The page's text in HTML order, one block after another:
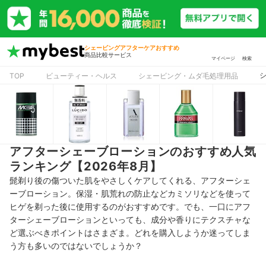
シェービングアフターケアおすすめ
商品比較サービス
マイページ 検索
TOP ビューティー・ヘルス シェービング・ムダ毛処理用品
アフターシェーブローションのおすすめ人気
ランキング【2026年8月】
髭剃り後の傷ついた肌をやさしくケアしてくれる、アフターシェ
ーブローション。保湿・肌荒れの防止などカミソリなどを使って
ヒゲを剃った後に使用するのがおすすめです。でも、一口にアフ
ターシェーブローションといっても、成分や香りにテクスチャな
ど選ぶべきポイントはさまざま。どれを購入しようか迷ってしま
う方も多いのではないでしょうか？